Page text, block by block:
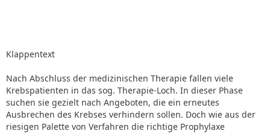
Klappentext
Nach Abschluss der medizinischen Therapie fallen viele
Krebspatienten in das sog. Therapie-Loch. In dieser Phase
suchen sie gezielt nach Angeboten, die ein erneutes
Ausbrechen des Krebses verhindern sollen. Doch wie aus der
riesigen Palette von Verfahren die richtige Prophylaxe